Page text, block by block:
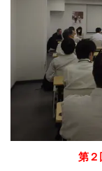
第２